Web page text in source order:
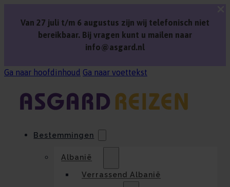
Van 27 juli t/m 6 augustus zijn wij telefonisch niet
bereikbaar. Bij vragen kunt u mailen naar
info@asgard.nl
Ga naar hoofdinhoud Ga naar voettekst
Bestemmingen
Albanië
Verrassend Albanië